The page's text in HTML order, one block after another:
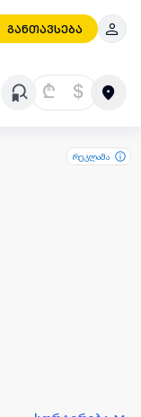
განთავსება
₾ $
რეკლამა